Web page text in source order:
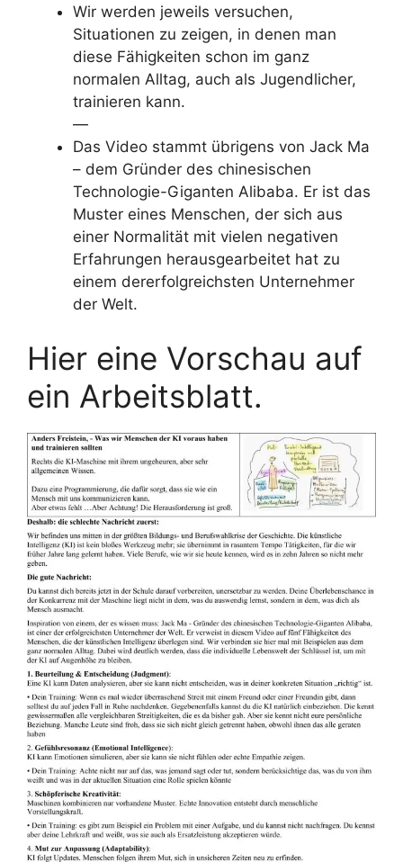
Wir werden jeweils versuchen,
Situationen zu zeigen, in denen man
diese Fähigkeiten schon im ganz
normalen Alltag, auch als Jugendlicher,
trainieren kann.
—
Das Video stammt übrigens von Jack Ma
– dem Gründer des chinesischen
Technologie-Giganten Alibaba. Er ist das
Muster eines Menschen, der sich aus
einer Normalität mit vielen negativen
Erfahrungen herausgearbeitet hat zu
einem dererfolgreichsten Unternehmer
der Welt.
Hier eine Vorschau auf
ein Arbeitsblatt.